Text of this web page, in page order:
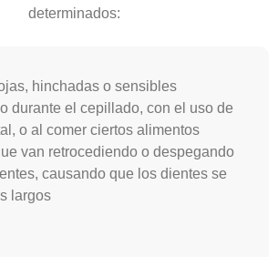
determinados:
hinchadas o sensibles
durante el cepillado, con el uso de
o al comer ciertos alimentos
van retrocediendo o despegando
causando que los dientes se
largos